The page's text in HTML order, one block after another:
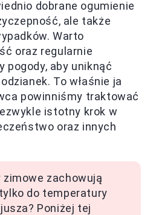
dobrane ogumienie
ale także
Warto
oraz regularnie
pogody, aby uniknąć
To właśnie ja
powinniśmy traktować
istotny krok w
oraz innych
zimowe zachowują
do temperatury
Poniżej tej